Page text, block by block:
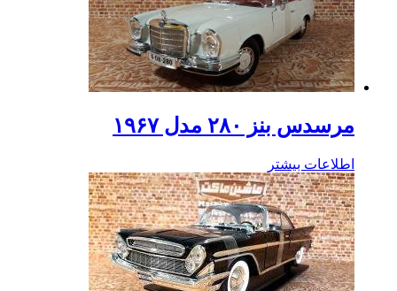
مرسدس بنز ۲۸۰ مدل ۱۹۶۷
اطلاعات بیشتر